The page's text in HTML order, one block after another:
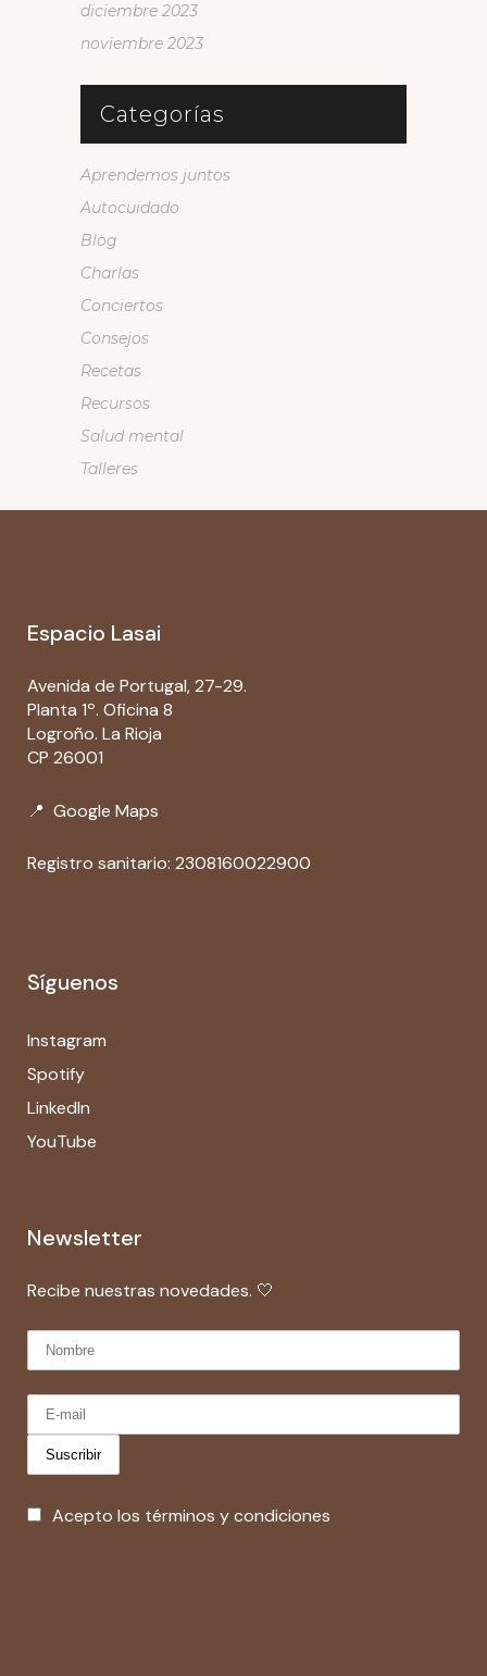
diciembre 2023
noviembre 2023
Categorías
Aprendemos juntos
Autocuidado
Blog
Charlas
Conciertos
Consejos
Recetas
Recursos
Salud mental
Talleres
Espacio Lasai
Avenida de Portugal, 27-29.
Planta 1º. Oficina 8
Logroño. La Rioja
CP 26001
📍 Google Maps
Registro sanitario: 2308160022900
Síguenos
Instagram
Spotify
LinkedIn
YouTube
Newsletter
Recibe nuestras novedades. 🤍
Acepto los términos y condiciones